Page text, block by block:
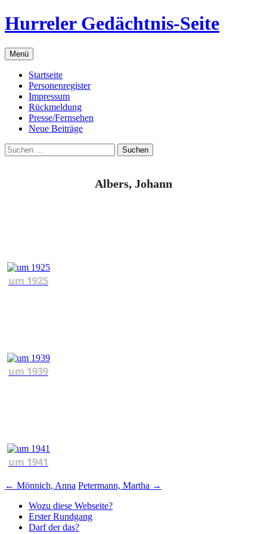
Zum
Inhalt
Hurreler Gedächtnis-Seite
Menü
Startseite
Personenregister
Impressum
Rückmeldung
Presse/Fernsehen
Neue Beiträge
Suchen
nach:
Albers, Johann
um 1925
um 1939
um 1941
Beitragsnavigation
← Mönnich, Anna Petermann, Martha →
Wozu diese Webseite?
Erster Rundgang
Darf der das?